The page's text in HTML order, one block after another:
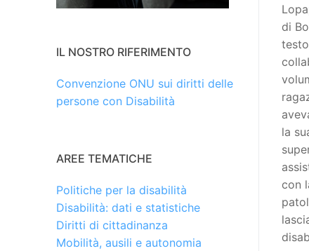
di
la
con
IL NOSTRO RIFERIMENTO
Convenzione ONU sui diritti delle
persone con Disabilità
AREE TEMATICHE
Politiche per la disabilità
Disabilità: dati e statistiche
Diritti di cittadinanza
Mobilità, ausili e autonomia